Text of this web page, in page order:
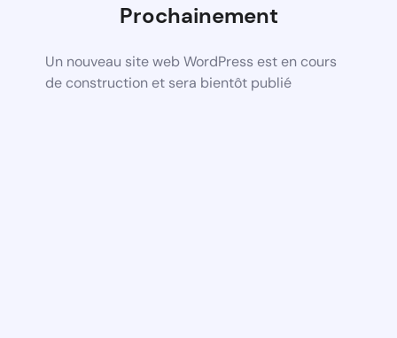
Prochainement
Un nouveau site web WordPress est en cours
de construction et sera bientôt publié